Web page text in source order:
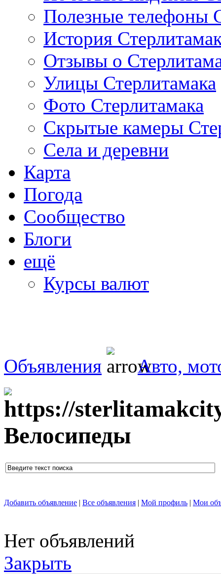
Полезные телефоны
История
Отзывы о
Улицы Стерлитамака
Фото Стерлитамака
Скрытые камеры
Села и деревни
Карта
Погода
Сообщество
Блоги
ещё
Курсы валют
Объявления Авто,
Велосипеды
Добавить объявление | Все объявления | Мой профиль | Мои
Нет объявлений
Закрыть